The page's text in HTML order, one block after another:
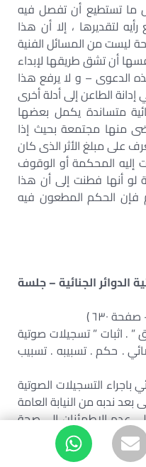
ما تستطيع أن تفصل فيه
لتقديرها ، إلا أن هذا
ليست من المسائل الفنية
أن تشق طريقها لإبداء
الدعوى – و لا يرفع هذا
الطاعن إلى أدلة أخرى
متساندة يكمل بعضها
منها مجتمعة بحيث إذا
على مبلغ الأثر الذى كان
إليه المحكمة أو الوقوف
لو أنها فطنت إلى أن هذا
فإن الحكم المطعون فيه
١٩٣٢ لسنة ٥٨ قضائية الدوائر الجنائية – جلسة
” . اثبات ” تسجيلات صوتية
. حكم . تسبيبه . تسبيب
باجراء التسجيلات الصوتية
بعد ندبه من النيابة العامة
عدم الاطمئنان الى صحة
يفيد بسط النيابة العامة
معيب .